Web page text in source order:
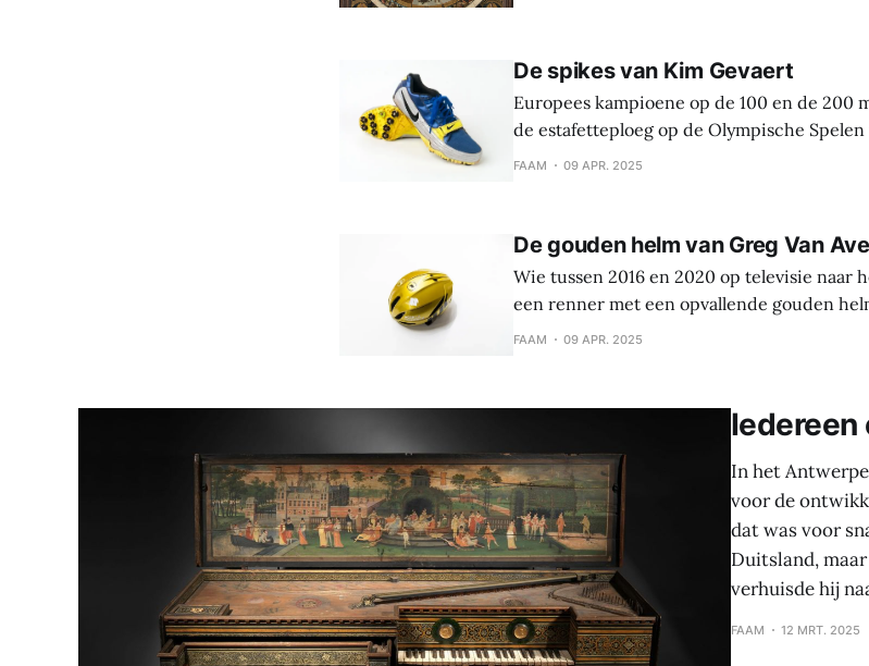
De spikes van Kim Gevaert
Europees kampioene op de 100 en de 200
de estafetteploeg op de Olympische
Belgische kampioenstitels: sprintster Kim
FAAM 09 APR. 2025
De gouden helm van Greg Van
Wie tussen 2016 en 2020 op televisie naar
een renner met een opvallende gouden
dat unieke hoofddeksel was de Vlaming
FAAM 09 APR. 2025
Iedereen
In het
voor de
dat was voor
Duitsland,
verhuisde hij
FAAM 12 MRT. 2025